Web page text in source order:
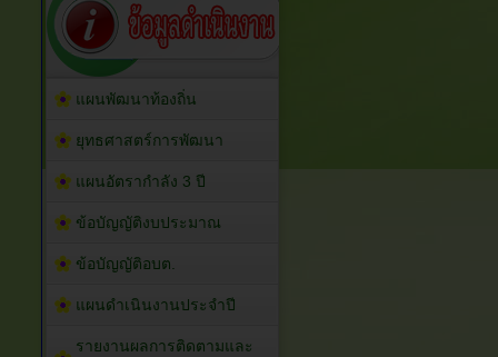
แผนพัฒนาท้องถิ่น
ยุทธศาสตร์การพัฒนา
แผนอัตรากำลัง 3 ปี
ข้อบัญญัติงบประมาณ
ข้อบัญญัติอบต.
แผนดำเนินงานประจำปี
รายงานผลการติดตามและ